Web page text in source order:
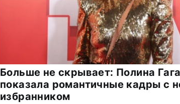
Больше не скрывает: Полина
показала романтичные кадры с
избранником